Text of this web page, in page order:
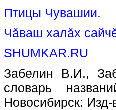
Птицы Чувашии.
Чăваш халăх
SHUMKAR.RU
Забелин В.И.,
словарь
Новосибирск: